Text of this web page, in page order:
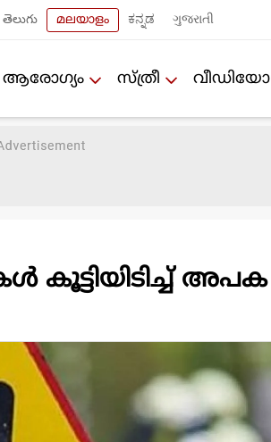
తెలుగు മലയാളം ಕನ್ನಡ ગુજરાતી
ആരോഗ്യം സ്ത്രീ വീഡിയോ
കൂട്ടിയിടിച്ച് അപക